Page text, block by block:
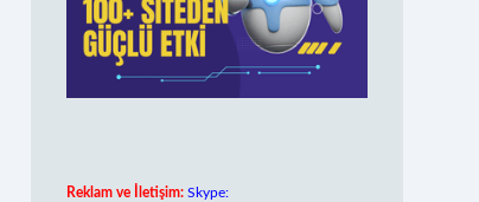
Reklam ve İletişim: Skype: